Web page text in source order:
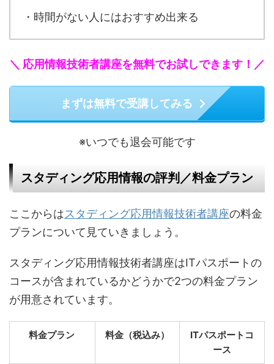
・時間がない人にはおすすめ出来る
＼ 応用情報技術者講座を無料でお試しできます！／
まずは無料で受講してみる
※いつでも退会可能です
スタディング応用情報の評判／料金プラン
ここからはスタディング応用情報技術者講座の料金
プランについて見ていきましょう。
スタディング応用情報技術者講座はITパスポートの
コースが含まれているかどうかで2つの料金プラン
が用意されています。
料金プラン 料金（税込み）
ITパスポートコ
ース